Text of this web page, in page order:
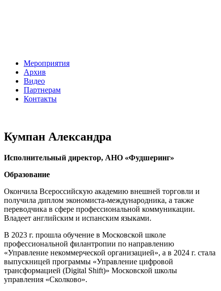
Мероприятия
Архив
Видео
Партнерам
Контакты
Кумпан Александра
Исполнительный директор, АНО «Фудшеринг»
Образование
Окончила Всероссийскую академию внешней торговли и
получила диплом экономиста-международника, а также
переводчика в сфере профессиональной коммуникации.
Владеет английским и испанским языками.
В 2023 г. прошла обучение в Московской школе
профессиональной филантропии по направлению
«Управление некоммерческой организацией», а в 2024 г. стала
выпускницей программы «Управление цифровой
трансформацией (Digital Shift)» Московской школы
управления «Сколково».